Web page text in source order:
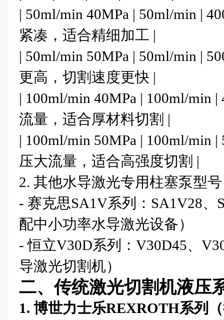
| 50ml/min 40MPa | 50ml/min |
紧凑，适合精细加工 |
| 50ml/min 50MPa | 50ml/min |
更高，切割速度更快 |
| 100ml/min 40MPa | 100ml/min
流量，适合厚材料切割 |
| 100ml/min 50MPa | 100ml/min
压大流量，适合高强度切割 |
2. 其他水导激光专用柱塞泵型号
- 赛克思SA1V系列：SA1V28、
配中小功率水导激光设备）
- 恒立V30D系列：V30D45、
导激光切割机）
二、传统激光切割机液压
1. 博世力士乐REXROTH系列